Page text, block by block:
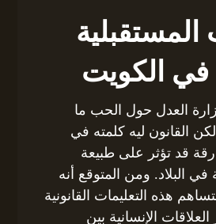
المستقبلية
في الكويت
العدل حول الحب ما
القانون ليه كلمته في
قد تؤثر على طبيعة
في البلاد. ومن المتوقع أنه
هذه التعليمات القانونية
الإنسانية بين